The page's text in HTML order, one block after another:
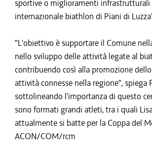
sportive o miglioramenti infrastrutturali
internazionale biathlon di Piani di
"L'obiettivo è supportare il Comune
nello sviluppo delle attività legate al
contribuendo così alla promozione
attività connesse nella regione", spiega
sottolineando l'importanza di questo
sono formati grandi atleti, tra i quali
attualmente si batte per la Coppa del
ACON/COM/rcm